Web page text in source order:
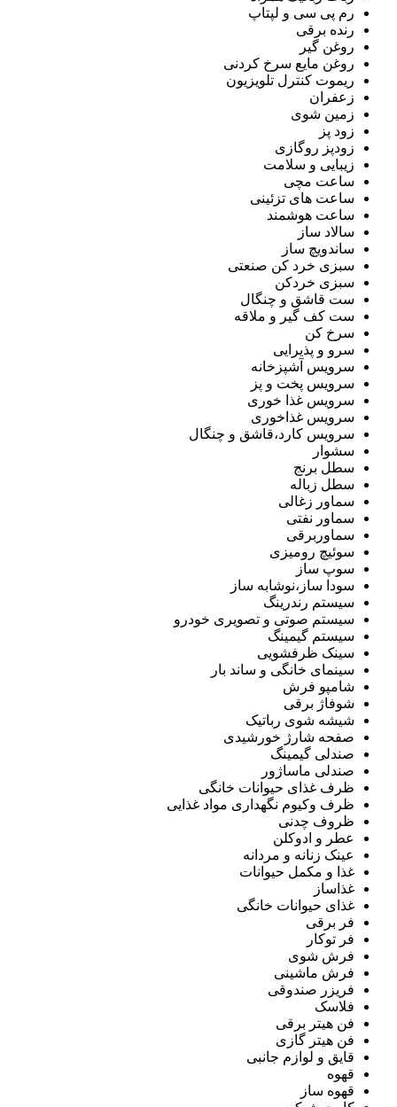
رم پی سی و لپتاپ
رنده برقی
روغن گیر
روغن مایع سرخ کردنی
ریموت کنترل تلویزیون
زعفران
زمین شوی
زود پز
زودپز روگازی
زیبایی و سلامت
ساعت مچی
ساعت های تزئینی
ساعت هوشمند
سالاد ساز
ساندویچ ساز
سبزی خرد کن صنعتی
سبزی خردکن
ست قاشق و چنگال
ست کف گیر و ملاقه
سرخ کن
سرو و پذیرایی
سرویس آشپزخانه
سرویس پخت و پز
سرویس غذا خوری
سرویس غذاخوری
سرویس کارد،قاشق و چنگال
سشوار
سطل برنج
سطل زباله
سماور زغالی
سماور نفتی
سماوربرقی
سوئیچ رومیزی
سوپ ساز
سودا ساز،نوشابه ساز
سیستم رندرینگ
سیستم صوتی و تصویری خودرو
سیستم گیمینگ
سینک ظرفشویی
سینمای خانگی و ساند بار
شامپو فرش
شوفاژ برقی
شیشه شوی رباتیک
صفحه شارژ خورشیدی
صندلی گیمینگ
صندلی ماساژور
ظرف غذای حیوانات خانگی
ظرف وکیوم نگهداری مواد غذایی
ظروف چدنی
عطر و ادوکلن
عینک زنانه و مردانه
غذا و مکمل حیوانات
غذاساز
غذای حیوانات خانگی
فر برقی
فر توکار
فرش شوی
فرش ماشینی
فریزر صندوقی
فلاسک
فن هیتر برقی
فن هیتر گازی
قایق و لوازم جانبی
قهوه
قهوه ساز